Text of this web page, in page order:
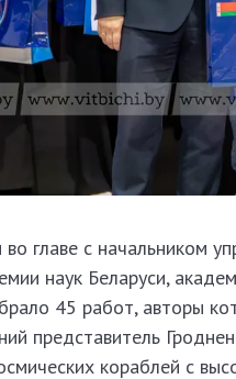
главе с начальником
наук Беларуси,
45 работ, авторы
представитель
кораблей с